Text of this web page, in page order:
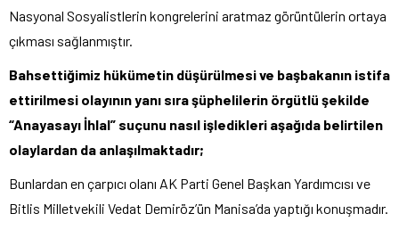
Nasyonal Sosyalistlerin kongrelerini aratmaz görüntülerin ortaya
çıkması sağlanmıştır.
Bahsettiğimiz hükümetin düşürülmesi ve başbakanın istifa
ettirilmesi olayının yanı sıra şüphelilerin örgütlü şekilde
“Anayasayı İhlal” suçunu nasıl işledikleri aşağıda belirtilen
olaylardan da anlaşılmaktadır;
Bunlardan en çarpıcı olanı AK Parti Genel Başkan Yardımcısı ve
Bitlis Milletvekili Vedat Demiröz’ün Manisa’da yaptığı konuşmadır.